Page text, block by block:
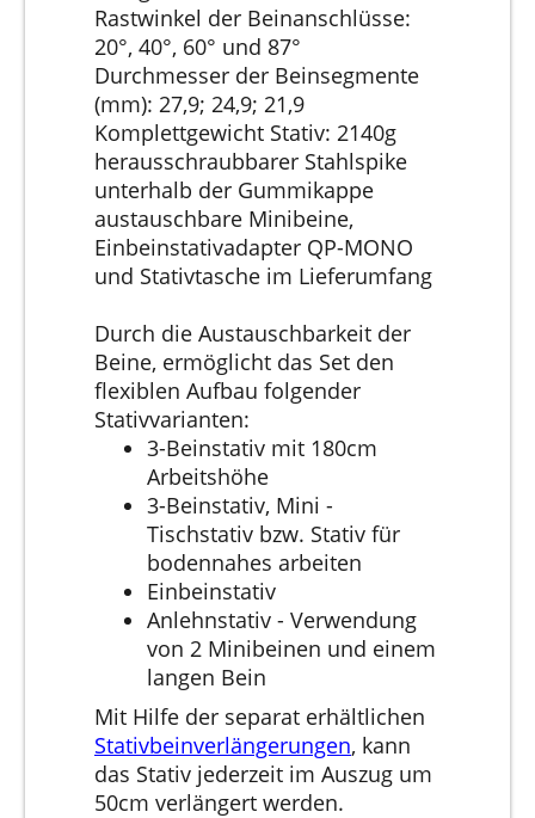
Rastwinkel der Beinanschlüsse:
20°, 40°, 60° und 87°
Durchmesser der Beinsegmente
(mm): 27,9; 24,9; 21,9
Komplettgewicht Stativ: 2140g
herausschraubbarer Stahlspike
unterhalb der Gummikappe
austauschbare Minibeine,
Einbeinstativadapter QP-MONO
und Stativtasche im Lieferumfang
Durch die Austauschbarkeit der
Beine, ermöglicht das Set den
flexiblen Aufbau folgender
Stativvarianten:
3-Beinstativ mit 180cm
Arbeitshöhe
3-Beinstativ, Mini -
Tischstativ bzw. Stativ für
bodennahes arbeiten
Einbeinstativ
Anlehnstativ - Verwendung
von 2 Minibeinen und einem
langen Bein
Mit Hilfe der separat erhältlichen
Stativbeinverlängerungen, kann
das Stativ jederzeit im Auszug um
50cm verlängert werden.